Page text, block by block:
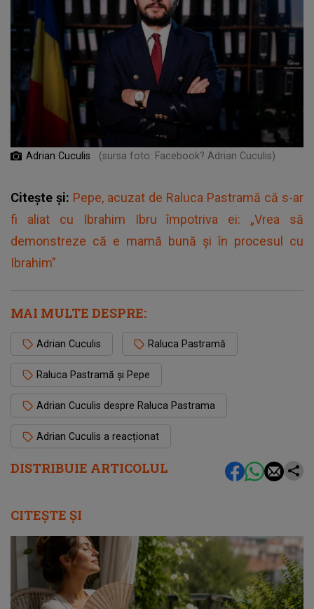
DISTRIBUIE ARTICOLUL
Adrian Cuculis (sursa foto: Facebook? Adrian Cuculis)
Citește și: Pepe, acuzat de Raluca Pastramă că s-ar
fi aliat cu Ibrahim Ibru împotriva ei: „Vrea să
demonstreze că e mamă bună și în procesul cu
Ibrahim”
MAI MULTE DESPRE:
Adrian Cuculis Raluca Pastramă
Raluca Pastramă şi Pepe
Adrian Cuculis despre Raluca Pastrama
Adrian Cuculis a reacționat
CITEȘTE ȘI